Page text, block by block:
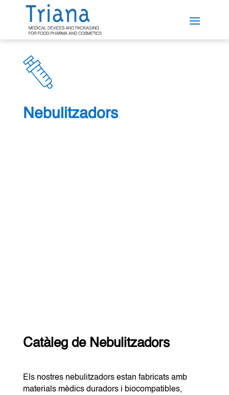
Nebulitzadors
Catàleg de Nebulitzadors
Els nostres nebulitzadors estan fabricats amb
materials mèdics duradors i biocompatibles,